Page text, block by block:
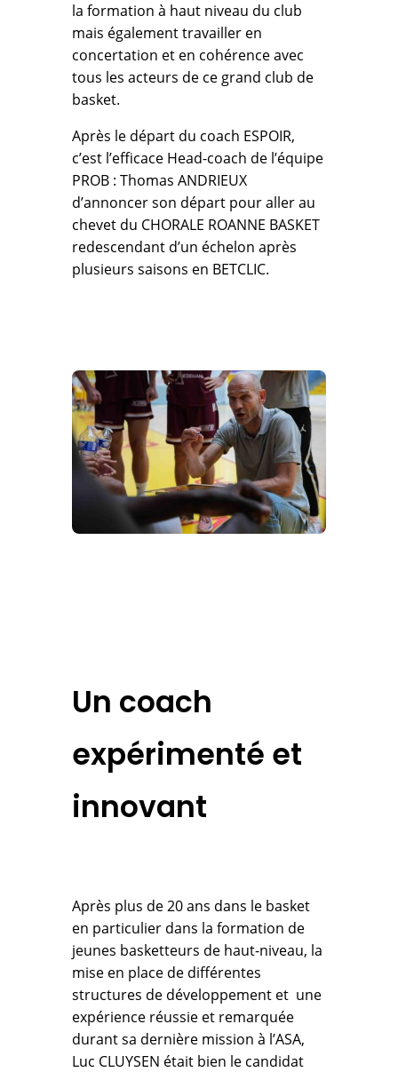
la formation à haut niveau du club
mais également travailler en
concertation et en cohérence avec
tous les acteurs de ce grand club de
basket.
Après le départ du coach ESPOIR,
c’est l’efficace Head-coach de l’équipe
PROB : Thomas ANDRIEUX
d’annoncer son départ pour aller au
chevet du CHORALE ROANNE BASKET
redescendant d’un échelon après
plusieurs saisons en BETCLIC.
Un coach
expérimenté et
innovant
Après plus de 20 ans dans le basket
en particulier dans la formation de
jeunes basketteurs de haut-niveau, la
mise en place de différentes
structures de développement et une
expérience réussie et remarquée
durant sa dernière mission à l’ASA,
Luc CLUYSEN était bien le candidat